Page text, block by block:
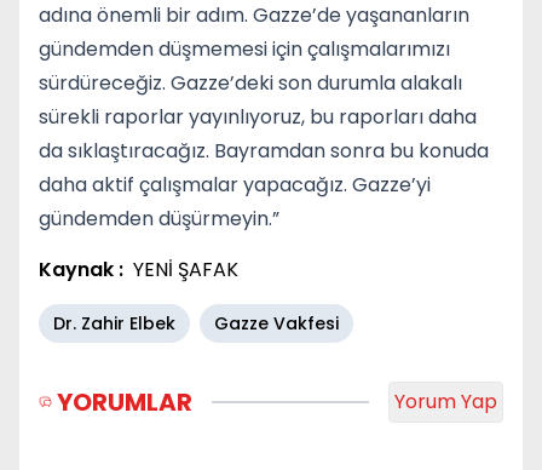
adına önemli bir adım. Gazze’de yaşananların
gündemden düşmemesi için çalışmalarımızı
sürdüreceğiz. Gazze’deki son durumla alakalı
sürekli raporlar yayınlıyoruz, bu raporları daha
da sıklaştıracağız. Bayramdan sonra bu konuda
daha aktif çalışmalar yapacağız. Gazze’yi
gündemden düşürmeyin.”
Kaynak : YENİ ŞAFAK
Dr. Zahir Elbek Gazze Vakfesi
YORUMLAR Yorum Yap